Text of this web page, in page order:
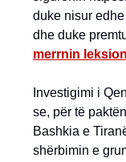
duke nisur
dhe duke
merrnin
Investigimi i
se, për të
Bashkia e
shërbimin e